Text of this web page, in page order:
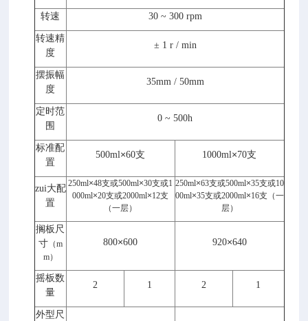
转速 30 ~ 300 rpm
转速精
度
± 1 r / min
摆振幅
度
35mm / 50mm
定时范
围
0~ 500h
标准配
置
500ml×60支 1000ml×70支
zui大配
置
250ml×48支或500ml×30支或1
000ml×20支或2000ml×12支
（一层）
250ml×63支或500ml×35支或10
00ml×35支或2000ml×16支（一
层）
搁板尺
寸（m
m）
800×600 920×640
摇板数
量
2 1 2 1
外型尺